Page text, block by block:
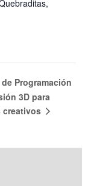
Programación
3D para
creativos